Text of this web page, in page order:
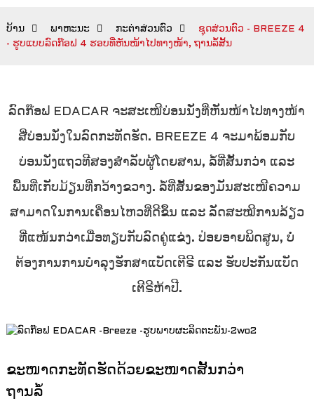
ບ້ານ ພາຫະນະ ກະຕ່າສ່ວນຕົວ
ຊຸດສ່ວນຕົວ - BREEZE 4
- ຮູບແບບລົດກ໊ອຟ 4 ຮອບທີ່ຫັນໜ້າໄປທາງໜ້າ, ຖານລໍ້ສັ້ນ
ລົດກ໊ອຟ EDACAR ຈະສະເໜີບ່ອນນັ່ງທີ່ຫັນໜ້າໄປທາງໜ້າ
ສີ່ບ່ອນນັ່ງໃນລົດກະທັດຮັດ. BREEZE 4 ຈະມາພ້ອມກັບ
ບ່ອນນັ່ງແຖວທີສອງສຳລັບຜູ້ໂດຍສານ, ລໍ້ທີ່ສັ້ນກວ່າ ແລະ
ພື້ນທີ່ເກັບມ້ຽນທີ່ກວ້າງຂວາງ. ລໍ້ທີ່ສັ້ນຂອງມັນສະເໜີຄວາມ
ສາມາດໃນການເຄື່ອນໄຫວທີ່ດີຂຶ້ນ ແລະ ລັດສະໝີການລ້ຽວ
ທີ່ແໜ້ນກວ່າເມື່ອທຽບກັບລົດຄູ່ແຂ່ງ. ປ່ອຍອາຍພິດສູນ, ບໍ່
ຕ້ອງການການບຳລຸງຮັກສາແບັດເຕີຣີ ແລະ ຮັບປະກັນແບັດ
ເຕີຣີຫ້າປີ.
ຂະໜາດກະທັດຮັດດ້ວຍຂະໜາດສັ້ນກວ່າ
ຖານລໍ້